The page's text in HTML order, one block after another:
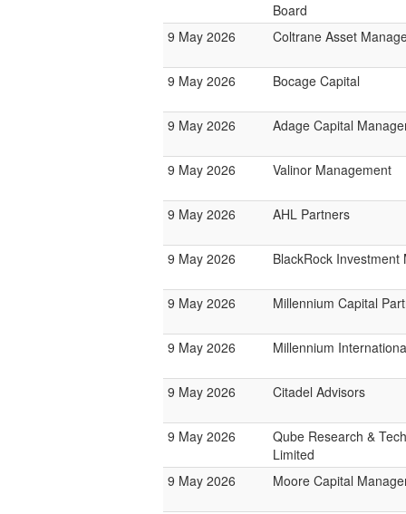
Board
9 May 2026
Coltrane Asset
9 May 2026 Bocage Capital
9 May 2026 Adage Capital
9 May 2026 Valinor Management
9 May 2026 AHL Partners
9 May 2026 BlackRock Investment
9 May 2026 Millennium Capital
9 May 2026 Millennium
9 May 2026 Citadel Advisors
9 May 2026
Qube Research &
Limited
9 May 2026
Moore Capital